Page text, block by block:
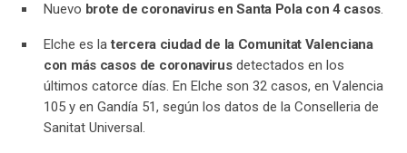
Nuevo brote de coronavirus en Santa Pola con 4 casos.
Elche es latercera ciudad de la Comunitat Valenciana
con más casos de coronavirusdetectados en los
últimos catorce días. En Elche son 32 casos, en Valencia
105 y en Gandía 51, según los datos de la Conselleria de
Sanitat Universal.